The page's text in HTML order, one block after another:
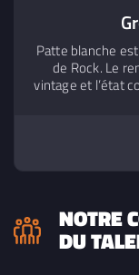
Patte blanche
de Rock. Le
vintage et l’état
nettoyer les
gout du jour.
propos, et portés
Molière. Les
semblent
NOTRE
DU